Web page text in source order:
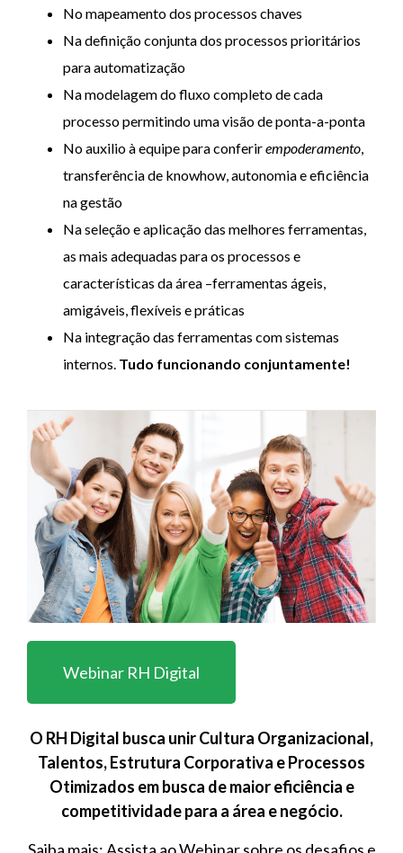
No mapeamento dos processos chaves
Na definição conjunta dos processos prioritários
para automatização
Na modelagem do fluxo completo de cada
processo permitindo uma visão de ponta-a-ponta
No auxilio à equipe para conferirempoderamento
transferência de knowhow, autonomia e eficiência
na gestão
Na seleção e aplicação das melhores ferramentas,
as mais adequadas para os processos e
características da área –ferramentas ágeis,
amigáveis, flexíveis e práticas
Na integração das ferramentas com sistemas
internos. Tudo funcionando conjuntamente!
Webinar RH Digital
O RH Digital busca unir Cultura Organizacional,
Talentos, Estrutura Corporativa e Processos
Otimizados em busca de maior eficiência e
competitividade para a área e negócio.
Saiba mais: Assista ao Webinar sobre os desafios e